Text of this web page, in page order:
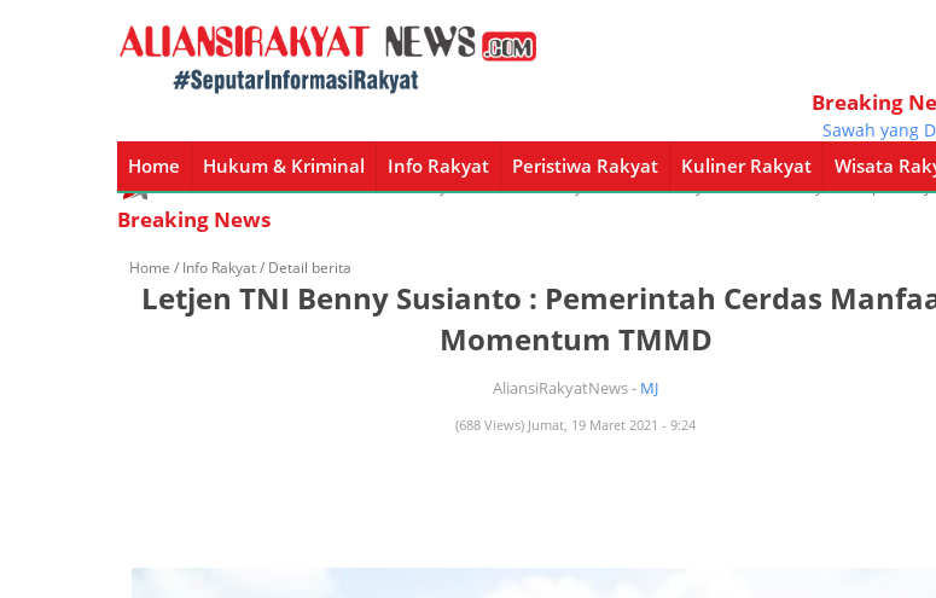
Breaking
Sawah yang
Home Hukum & Kriminal Info Rakyat Peristiwa Rakyat Kuliner Rakyat Wisata
Home Hukum & Kriminal Info Rakyat Peristiwa Rakyat Kuliner Rakyat Wisata Rakyat Opini
Breaking News
Home / Info Rakyat/ Detail berita
Letjen TNI Benny Susianto : Pemerintah Cerdas
Momentum TMMD
AliansiRakyatNews - MJ
(688 Views) Jumat, 19 Maret 2021 - 9:24